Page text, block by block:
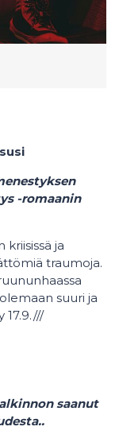
-romaanin
kriisissä ja
traumoja.
suuri ja
17.9.///
saanut